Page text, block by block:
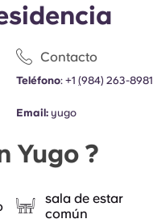
Contacto
Teléfono:+1(984) 263-8981
Email: yugo
Yugo ?
sala de estar
común